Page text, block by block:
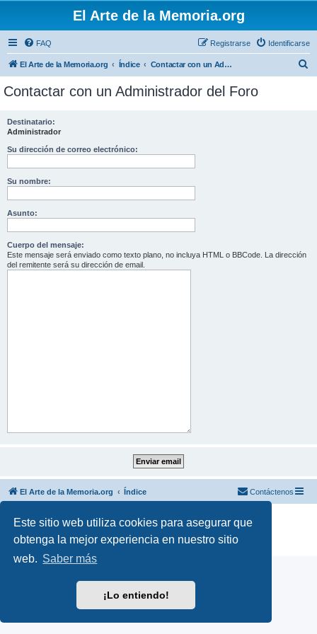
Este sitio web utiliza cookies para asegurar que
obtenga la mejor experiencia en nuestro sitio
web. Saber más
¡Lo entiendo!
El Arte de la Memoria.org
FAQ Identificarse
Registrarse
El Arte de la Memoria.org Índice Contactar con un Administrador del Foro
Contactar con un Administrador del Foro
Destinatario:
Administrador
Su dirección de correo electrónico:
Su nombre:
Asunto:
Cuerpo del mensaje:
Este mensaje será enviado como texto plano, no incluya HTML o BBCode. La dirección
del remitente será su dirección de email.
El Arte de la Memoria.org Índice Contáctenos
Desarrollado por phpBB ® Forum Software © phpBB Limited
Traducción al español por
phpBB España
Privacidad|Condiciones